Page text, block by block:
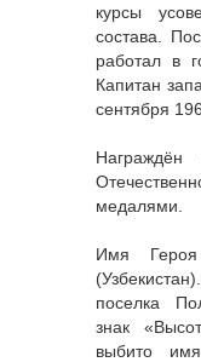
курсы
состава.
работал в
Капитан
сентября
медалями.
Имя
поселка
знак
выбито